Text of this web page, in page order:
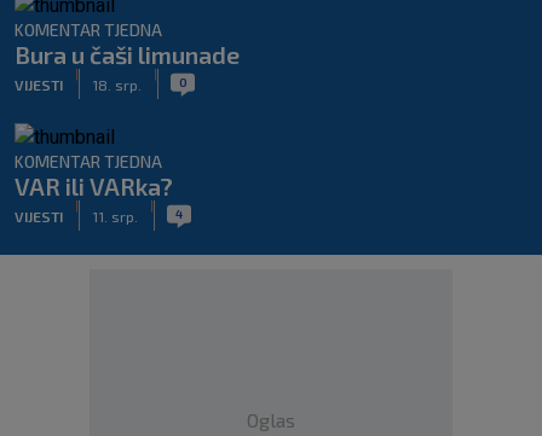
KOMENTAR TJEDNA
Bura u čaši limunade
VIJESTI 18. srp. 0
KOMENTAR TJEDNA
VAR ili VARka?
VIJESTI 11. srp. 4
Oglas